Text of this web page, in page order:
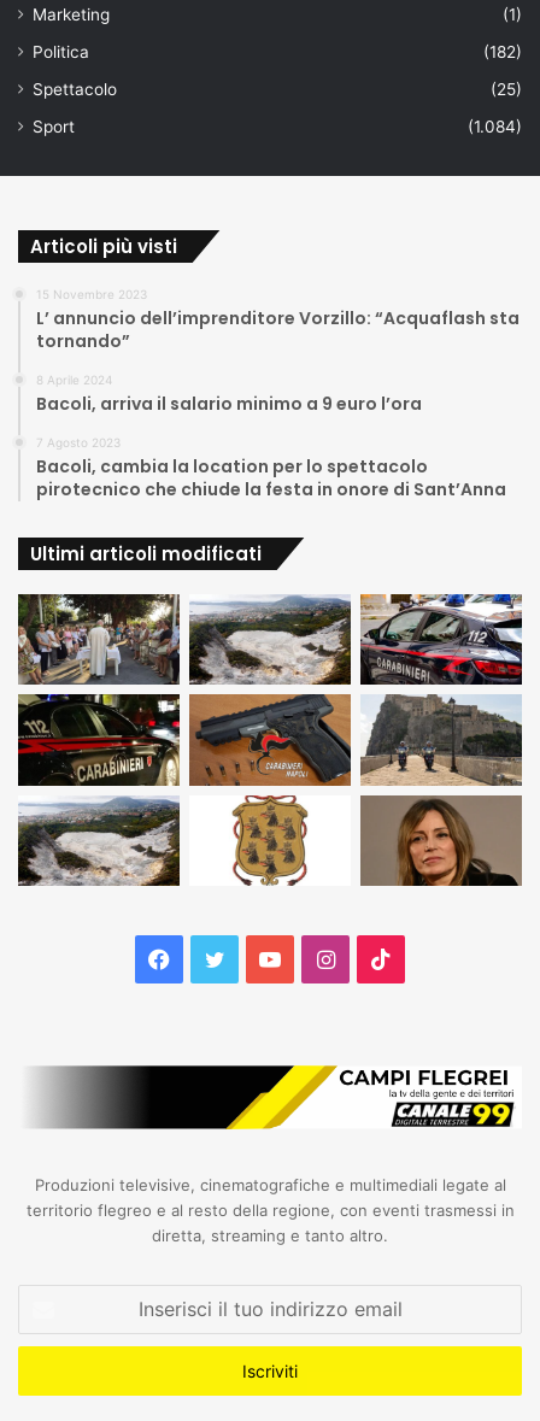
Marketing
(1)
Politica
(182)
Spettacolo
(25)
Sport
(1.084)
Articoli più visti
15 Novembre 2023
L’ annuncio dell’imprenditore Vorzillo: “Acquaflash sta
tornando”
8 Aprile 2024
Bacoli, arriva il salario minimo a 9 euro l’ora
7 Agosto 2023
Bacoli, cambia la location per lo spettacolo
pirotecnico che chiude la festa in onore di Sant’Anna
Ultimi articoli modificati
Facebook
TwitterYouTubeInstagram
Produzioni televisive, cinematografiche e multimediali legate al
territorio flegreo e al resto della regione, con eventi trasmessi in
diretta, streaming e tanto altro.
tuo
email